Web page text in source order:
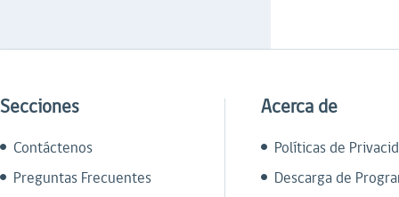
Secciones
Contáctenos
Preguntas Frecuentes
Acerca de
Políticas de
Descarga de